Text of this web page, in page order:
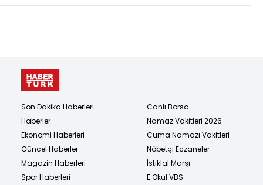
Son Dakika Haberleri
Haberler
Ekonomi Haberleri
Güncel Haberler
Magazin Haberleri
Spor Haberleri
Canlı Borsa
Namaz Vakitleri 2026
Cuma Namazı Vakitleri
Nöbetçi Eczaneler
İstiklal Marşı
E Okul VBS